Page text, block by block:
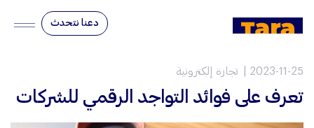
دعنا نتحدث
2023-11-25 تجارة إلكترونية
تعرف على فوائد التواجد الرقمي للشركات